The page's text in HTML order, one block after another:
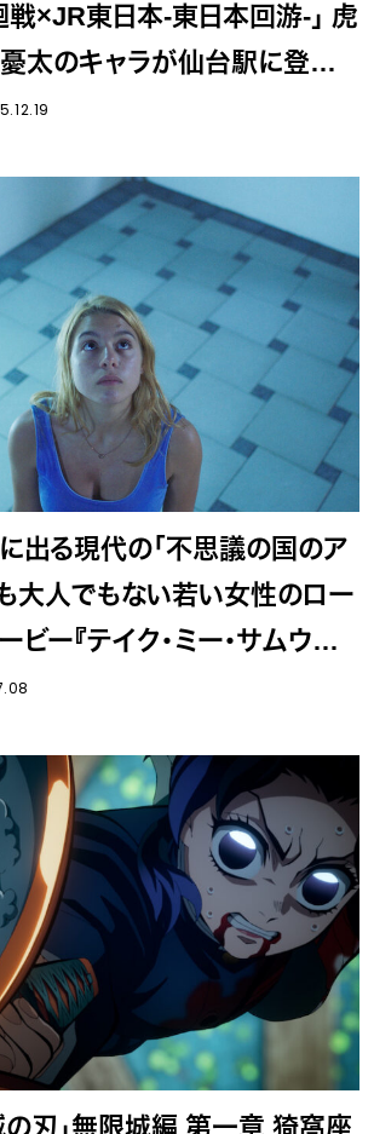
戦×JR東日本-東日本回游-」 虎
太のキャラが仙台駅に登場、
と「特級フォトセッション」
出る現代の「不思議の国のア
大人でもない若い女性のロー
ビー『テイク・ミー・サムウェ
の刃」無限城編 第一章 猗窩座